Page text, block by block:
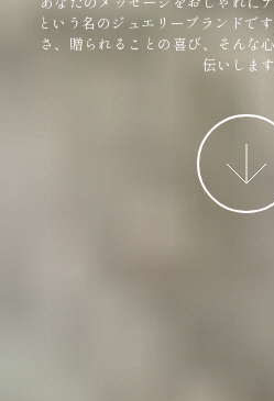
という名のジュエリーブランドです
さ、贈られることの喜び、そんな
伝いします